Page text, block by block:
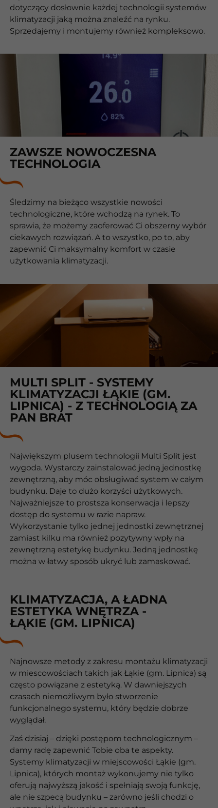
dotyczący dosłownie każdej technologii systemów
klimatyzacji jaką można znaleźć na rynku.
Sprzedajemy i montujemy również kompleksowo.
ZAWSZE NOWOCZESNA
TECHNOLOGIA
Śledzimy na bieżąco wszystkie nowości
technologiczne, które wchodzą na rynek. To
sprawia, że możemy zaoferować Ci obszerny wybór
ciekawych rozwiązań. A to wszystko, po to, aby
zapewnić Ci maksymalny komfort w czasie
użytkowania klimatyzacji.
MULTI SPLIT - SYSTEMY
KLIMATYZACJI ŁĄKIE (GM.
LIPNICA) - Z TECHNOLOGIĄ ZA
PAN BRAT
Największym plusem technologii Multi Split jest
wygoda. Wystarczy zainstalować jedną jednostkę
zewnętrzną, aby móc obsługiwać system w całym
budynku. Daje to dużo korzyści użytkowych.
Najważniejsze to prostsza konserwacja i lepszy
dostęp do systemu w razie napraw.
Wykorzystanie tylko jednej jednostki zewnętrznej
zamiast kilku ma również pozytywny wpły na
zewnętrzną estetykę budynku. Jedną jednostkę
można w łatwy sposób ukryć lub zamaskować.
KLIMATYZACJA, A ŁADNA
ESTETYKA WNĘTRZA -
ŁĄKIE (GM. LIPNICA)
Najnowsze metody z zakresu montażu klimatyzacji
w miescowościach takich jak Łąkie (gm. Lipnica) są
często powiązane z estetyką. W dawniejszych
czasach niemożliwym było stworzenie
funkcjonalnego systemu, który będzie dobrze
wyglądał.
Zaś dzisiaj – dzięki postępom technologicznym –
damy radę zapewnić Tobie oba te aspekty.
Systemy klimatyzacji w miejscowości Łąkie (gm.
Lipnica), których montaż wykonujemy nie tylko
oferują najwyższą jakość i spełniają swoją funkcję,
ale nie szpecą budynku – zarówno jeśli chodzi o